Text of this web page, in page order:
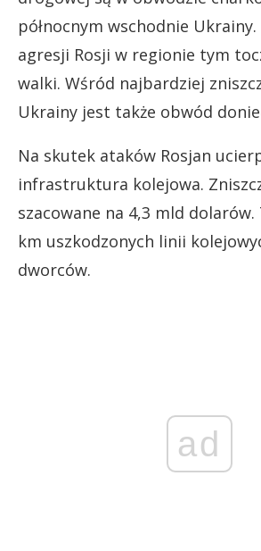
północnym wschodnie
agresji Rosji w regionie tym
walki. Wśród najbardziej
Ukrainy jest także obwód
Na skutek ataków Rosjan
infrastruktura kolejowa.
szacowane na 4,3 mld
km uszkodzonych linii
dworców.
ad